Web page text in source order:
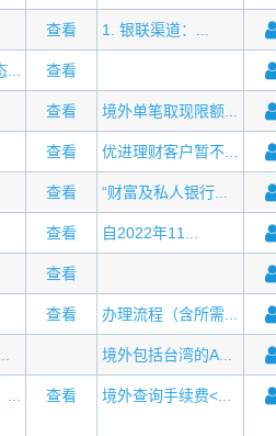
查看 1. 银联渠道：...
... 查看
查看 境外单笔取现限额...
查看 优进理财客户暂不...
查看 “财富及私人银行...
查看 自2022年11...
查看
查看 办理流程（含所需...
境外包括台湾的A...
... 查看 境外查询手续费<...